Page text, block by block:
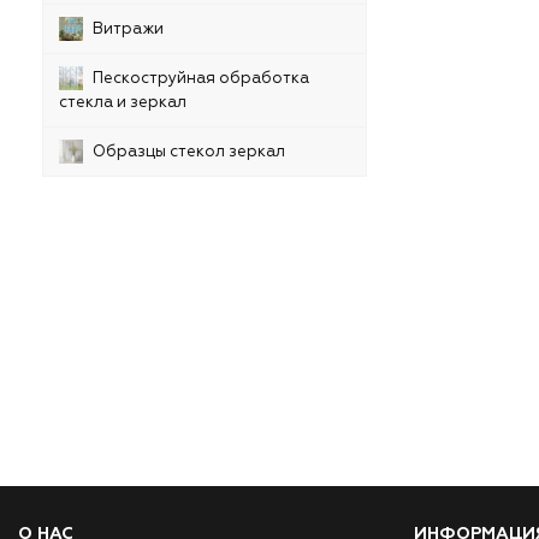
Витражи
Пескоструйная обработка
стекла и зеркал
Образцы стекол зеркал
О НАС